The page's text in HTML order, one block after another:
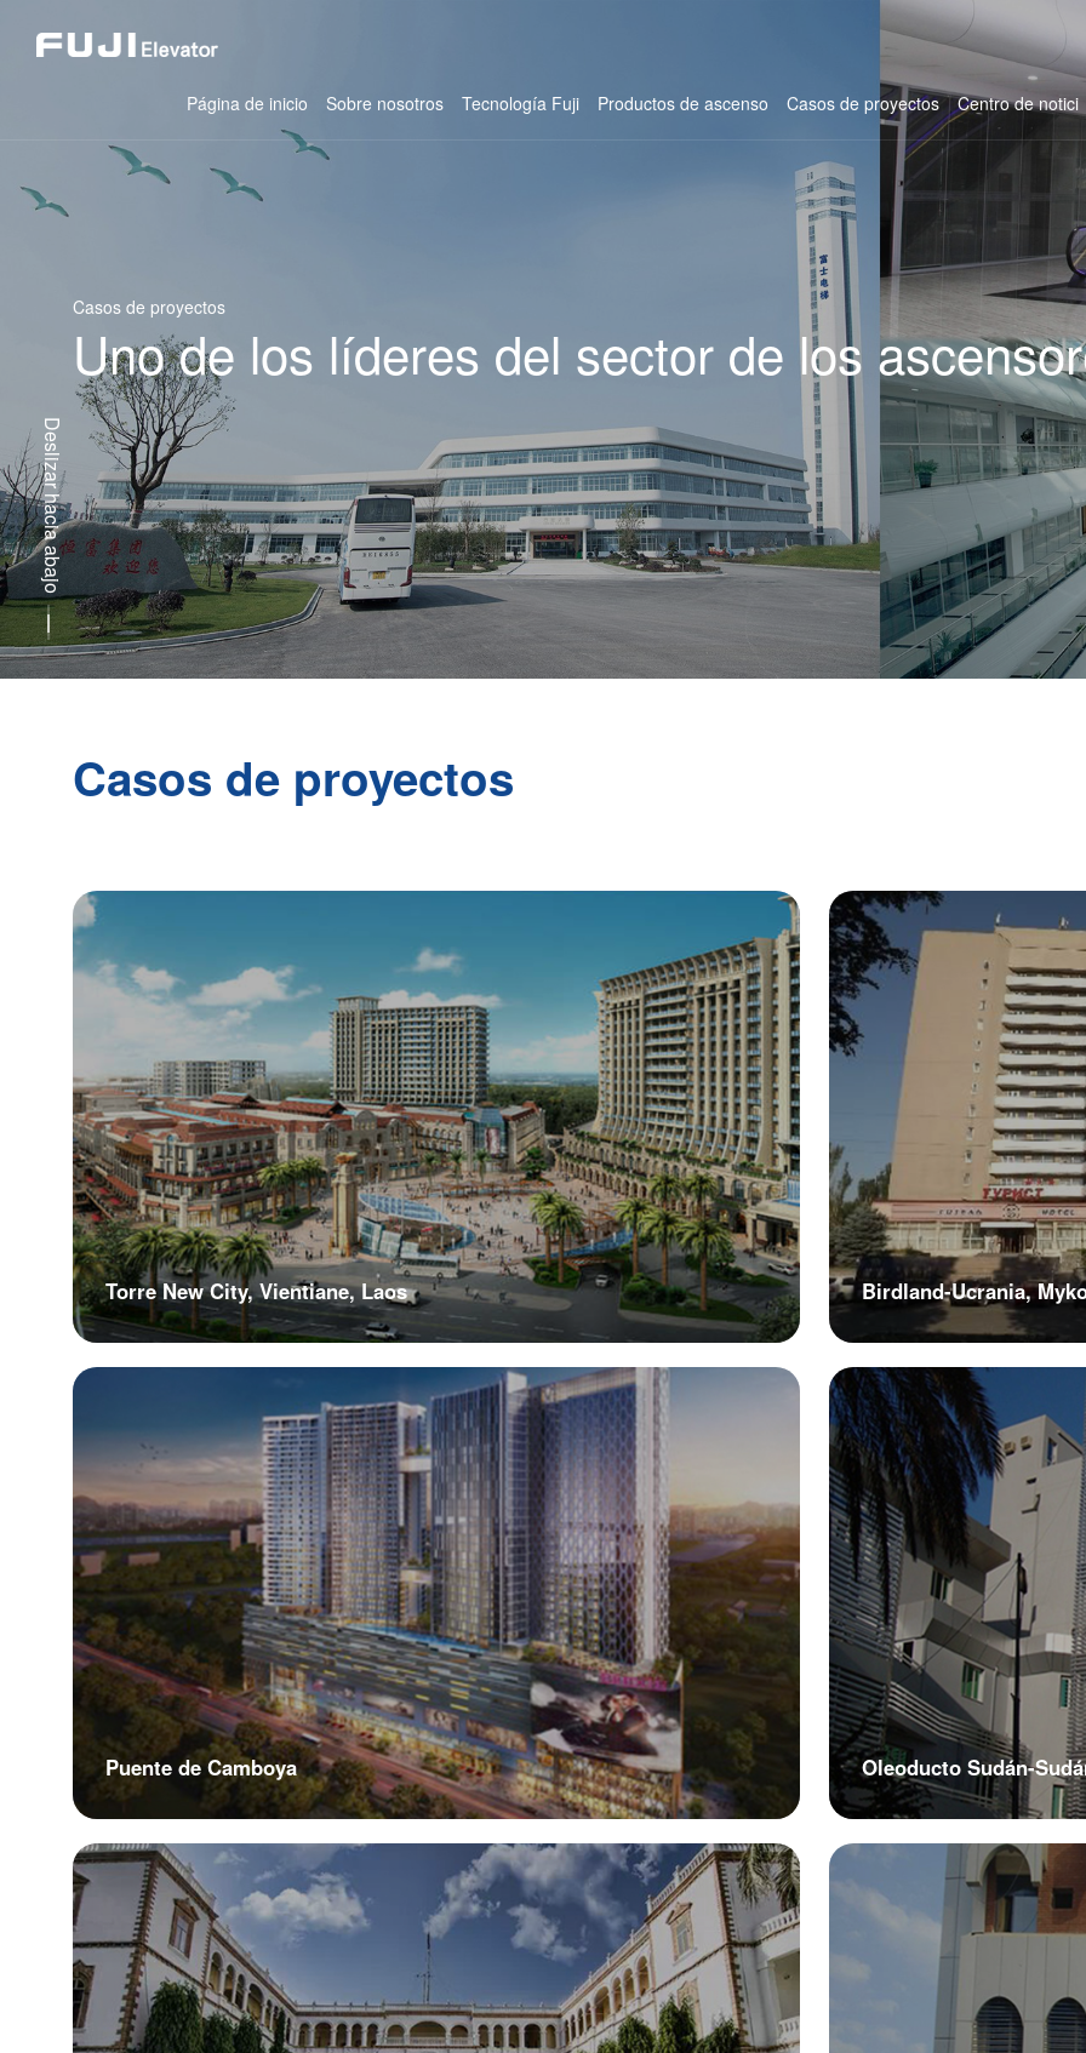
Página de inicio Sobre nosotros Tecnología Fuji Productos de ascenso Casos de proyectos Centro de notici
Casos de proyectos
Uno de los líderes del sector de los
Deslizar hacia abajo
Casos de proyectos
Torre New City, Vientiane, Laos Birdland-Ucrania,
Puente de Camboya Oleoducto Sudán-